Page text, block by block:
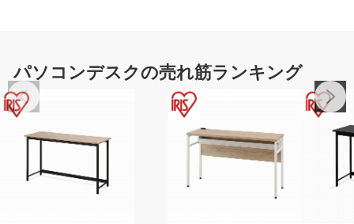
パソコンデスクの売れ筋ランキング